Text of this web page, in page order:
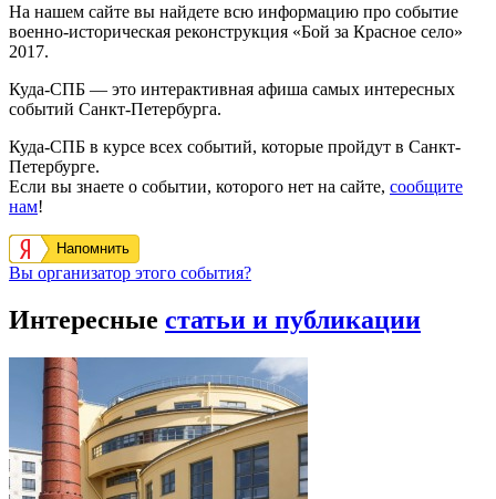
На нашем сайте вы найдете всю информацию про событие
военно-историческая реконструкция «Бой за Красное село»
2017.
Куда-СПБ — это интерактивная афиша самых интересных
событий Санкт-Петербурга.
Куда-СПБ в курсе всех событий, которые пройдут в Санкт-
Петербурге.
Если вы знаете о событии, которого нет на сайте, сообщите
нам!
Напомнить
Вы организатор этого события?
Интересные статьи и публикации